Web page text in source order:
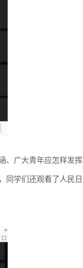
、广大青年应怎样发挥
同学们还观看了人民日